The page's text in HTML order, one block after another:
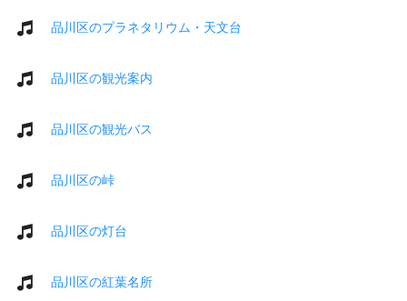
品川区のプラネタリウム・天文台
品川区の観光案内
品川区の観光バス
品川区の峠
品川区の灯台
品川区の紅葉名所